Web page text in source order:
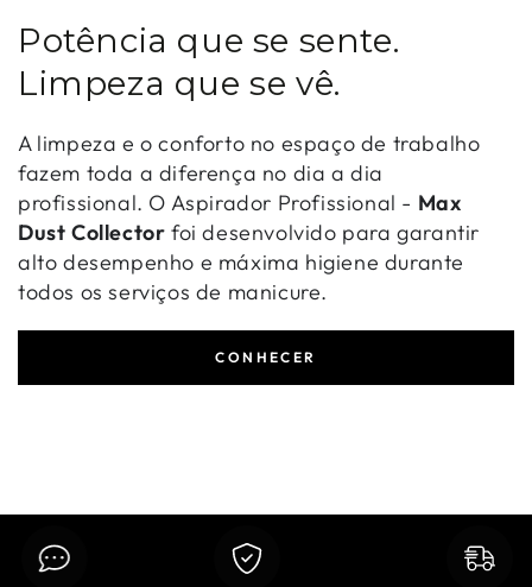
Potência que se sente.
Limpeza que se vê.
A limpeza e o conforto no espaço de trabalho
fazem toda a diferença no dia a dia
profissional. O Aspirador Profissional - Max
Dust Collector foi desenvolvido para garantir
alto desempenho e máxima higiene durante
todos os serviços de manicure.
CONHECER